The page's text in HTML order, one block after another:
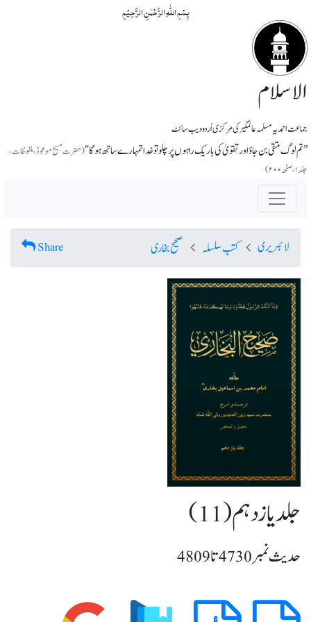
بِسۡمِ اللّٰہِ الرَّحۡمٰنِ الرَّحِیۡمِ
الاسلام
جماعت احمدیہ مسلمہ عالمگیر کی مرکزی اُردو ویب سائٹ
’’تم لوگ متقی بن جاؤ اور تقویٰ کی باریک راہوں پر چلو تو خدا تمہارے ساتھ ہوگا‘‘(حضرت مسیح موعودؑ، ملفوظات،
جلد ۱، صفحہ ۲۰۰)
لائبریری کتب سلسلہ صحیح بخاری Share
جلد یازدہم (11)
حدیث نمبر 4730 تا 4809